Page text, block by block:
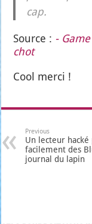
cap.
Source : -
chot
Cool mer­ci !
Previous
Un lecteur
facilement des
journal du lapin